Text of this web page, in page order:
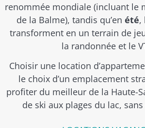
renommée mondiale (incluant le
de la Balme), tandis qu’en été,
transforment en un terrain de
la randonnée et le
Choisir une location
le choix d’un emplacement
profiter du meilleur de la Haute-
de ski aux plages du lac,